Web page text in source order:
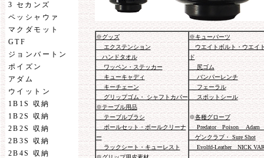
3 セカンズ
ペッシャウァ
マクダモット
GTF
ジョンバートン
ポイズン
アダム
ウイットン
1B1S 収納
1B2S 収納
2B2S 収納
2B3S 収納
2B4S 収納
※グッズ
エクステンション
ハンドタオル
ワッペン・ステッカー
キューキャディ
キーチェーン
グリップゴム・ シャフトカバー
※テーブル用品
テーブルブラシ
ボールセット・ボールクリーナ
ー
ラックシート・キューレスト
※キューパーツ
ウエイトボルト・ウエイ
ド
尻ゴム
バンパーレンチ
フェーラル
スポットシール
※各種グローブ
Predator Poison Adam
ゲンクラブ・ Sure Shot
Evolfd-Leather NICK